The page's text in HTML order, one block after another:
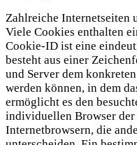
Zahlreiche Internetseiten
Viele Cookies enthalten
Cookie-ID ist eine
besteht aus einer
und Server dem
werden können, in dem
ermöglicht es den
individuellen Browser der
Internetbrowsern, die